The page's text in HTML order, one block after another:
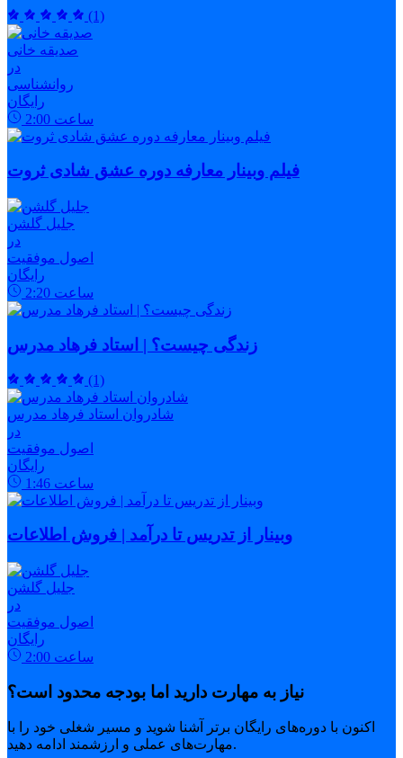
(1)
صدیقه خانی
در
روانشناسی
رایگان
2:00 ساعت
فیلم وبینار معارفه دوره عشق شادی ثروت
جلیل گلشن
در
اصول موفقیت
رایگان
2:20 ساعت
زندگی چیست؟ | استاد فرهاد مدرس
(1)
شادروان استاد فرهاد مدرس
در
اصول موفقیت
رایگان
1:46 ساعت
وبینار از تدریس تا درآمد | فروش اطلاعات
جلیل گلشن
در
اصول موفقیت
رایگان
2:00 ساعت
نیاز به مهارت دارید اما بودجه محدود است؟
اکنون با دوره‌های رایگان برتر آشنا شوید و مسیر شغلی خود را با
مهارت‌های عملی و ارزشمند ادامه دهید.